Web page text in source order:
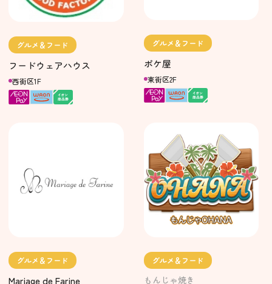
グルメ＆フード
フードウェアハウス
西街区1F
グルメ＆フード
ポケ屋
東街区2F
グルメ＆フード
Mariage de Farine
グルメ＆フード
もんじゃ焼き